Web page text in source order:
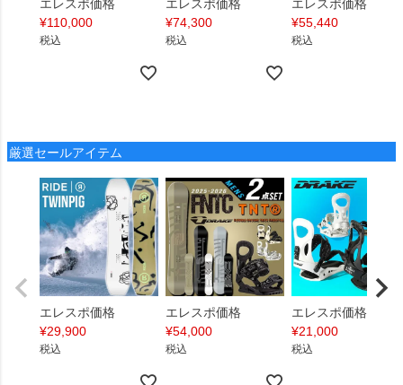
エレスポ価格
¥110,000
税込
エレスポ価格
¥74,300
税込
エレスポ価格
¥55,440
税込
厳選セールアイテム
エレスポ価格
¥29,900
税込
エレスポ価格
¥54,000
税込
エレスポ価格
¥21,000
税込